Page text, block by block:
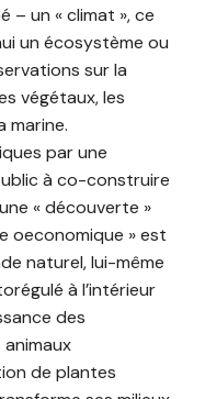
– un « climat », ce
un écosystème ou
sur la
végétaux, les
marine.
par une
à co-construire
« découverte »
oeconomique » est
naturel, lui-même
à l’intérieur
des
de plantes